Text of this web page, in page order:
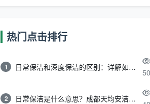
热门点击排行
1 日常保洁和深度保洁的区别：详解如何选择最适合的清洁服务
50
2 日常保洁是什么意思？成都天均安洁带你快速区分“日常vs深度vs开荒”